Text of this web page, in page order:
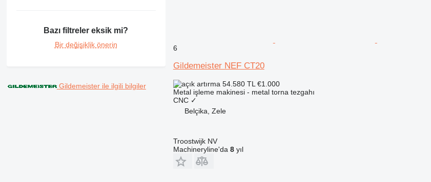
Bazı filtreler eksik mi?
Bir değişiklik önerin
Gildemeister ile ilgili bilgiler
6
Gildemeister NEF CT20
54.580 TL €1.000
Metal işleme makinesi - metal torna tezgahı
CNC ✓
Belçika, Zele
Troostwijk NV
Machineryline'da 8yıl